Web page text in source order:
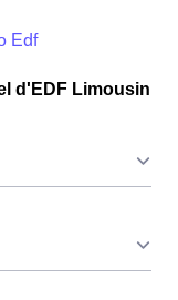
Edf
d'EDF Limousin
Sur-Vienne ou